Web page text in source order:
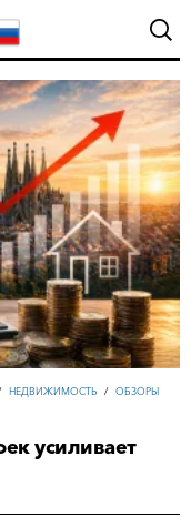
НЕДВИЖИМОСТЬ / ОБЗОРЫ
усиливает